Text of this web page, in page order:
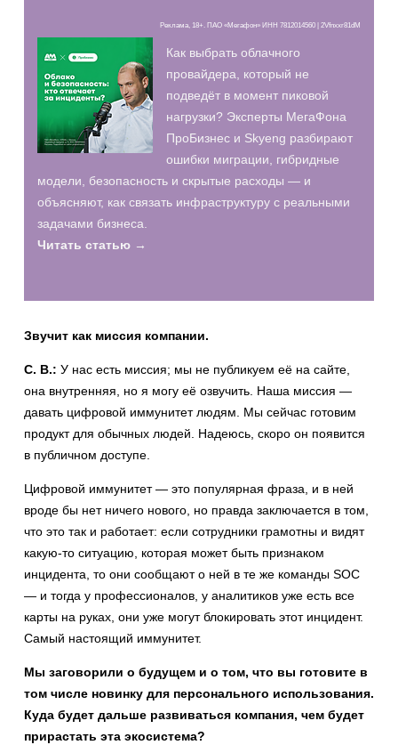
Реклама, 18+. ПАО «Мегафон» ИНН 7812014560 | 2Vfnxxr81dM
Как выбрать облачного
провайдера, который не
подведёт в момент пиковой
нагрузки? Эксперты МегаФона
ПроБизнес и Skyeng разбирают
ошибки миграции, гибридные
модели, безопасность и скрытые расходы — и
объясняют, как связать инфраструктуру с реальными
задачами бизнеса.
Читать статью →
Звучит как миссия компании.
С. В.: У нас есть миссия; мы не публикуем её на сайте,
она внутренняя, но я могу её озвучить. Наша миссия —
давать цифровой иммунитет людям. Мы сейчас готовим
продукт для обычных людей. Надеюсь, скоро он появится
в публичном доступе.
Цифровой иммунитет — это популярная фраза, и в ней
вроде бы нет ничего нового, но правда заключается в том,
что это так и работает: если сотрудники грамотны и видят
какую-то ситуацию, которая может быть признаком
инцидента, то они сообщают о ней в те же команды SOC
— и тогда у профессионалов, у аналитиков уже есть все
карты на руках, они уже могут блокировать этот инцидент.
Самый настоящий иммунитет.
Мы заговорили о будущем и о том, что вы готовите в
том числе новинку для персонального использования.
Куда будет дальше развиваться компания, чем будет
прирастать эта экосистема?